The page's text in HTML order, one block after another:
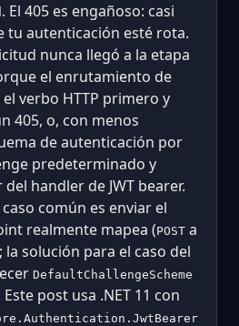
. El 405 es engañoso: casi
tu autenticación esté rota.
nunca llegó a la etapa
el enrutamiento de
verbo HTTP primero y
405, o, con menos
de autenticación por
predeterminado y
handler de JWT bearer.
común es enviar el
realmente mapea (POST a
la solución para el caso del
DefaultChallengeScheme
post usa .NET 11 con